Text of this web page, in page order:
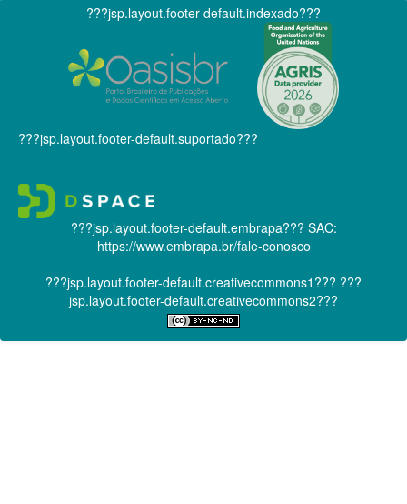
???jsp.layout.footer-default.indexado???
???jsp.layout.footer-default.suportado???
???jsp.layout.footer-default.embrapa??? SAC:
https://www.embrapa.br/fale-conosco
???jsp.layout.footer-default.creativecommons1??? ???
jsp.layout.footer-default.creativecommons2???